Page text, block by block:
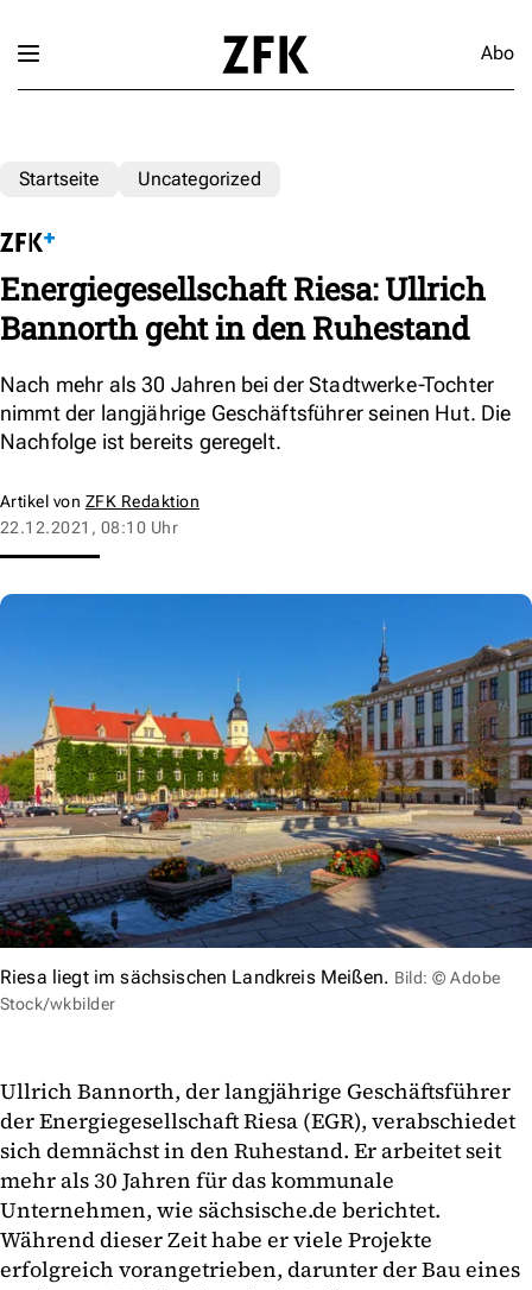
Abo
Startseite Uncategorized
Energiegesellschaft Riesa: Ullrich
Bannorth geht in den Ruhestand
Nach mehr als 30 Jahren bei der Stadtwerke-Tochter
nimmt der langjährige Geschäftsführer seinen Hut. Die
Nachfolge ist bereits geregelt.
Artikel von ZFK Redaktion
22.12.2021, 08:10 Uhr
Riesa liegt im sächsischen Landkreis Meißen. Bild: © Adobe
Stock/wkbilder
Ullrich Bannorth, der langjährige Geschäftsführer
der Energiegesellschaft Riesa (EGR), verabschiedet
sich demnächst in den Ruhestand. Er arbeitet seit
mehr als 30 Jahren für das kommunale
Unternehmen, wie sächsische.de berichtet.
Während dieser Zeit habe er viele Projekte
erfolgreich vorangetrieben, darunter der Bau eines